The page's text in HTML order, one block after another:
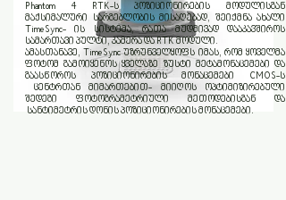
Phantom 4 RTK-ს პოზიციონირების მოდულისგან
მაქსიმალური სარგებლობის მისაღებად, შეიქმნა ახალი
TimeSync- ის სისტემა, რათა მუდმივად დააკავშიროს
სამართავი პულტი, კამერა და RTK მოდული.
ამასთანავე, TimeSync უზრუნველყოფს იმას, რომ ყოველმა
ფოტომ გამოიყენოს ყველაზე ზუსტი მეტამონაცემები და
გაასწოროს პოზიციონირების მონაცემები CMOS-ს
ცენტრთან მიმართებით- მიიღოს ოპტიმიზირებული
შედეგი ფოტოგრამეტრიული მეთოდებისგან და
სანტიმეტრის დონის პოზიციონირების მონაცემები.